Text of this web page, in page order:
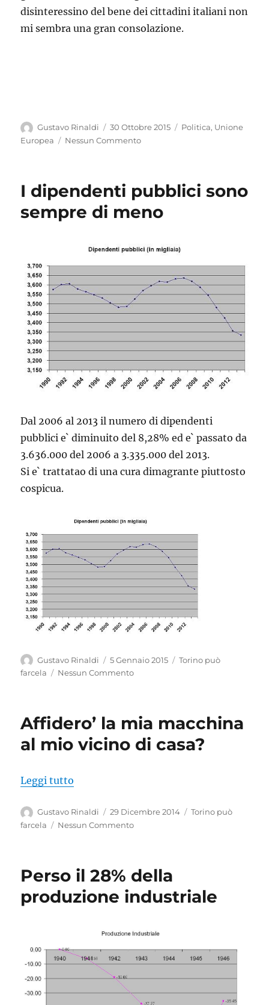
disinteressino del bene dei cittadini italiani non
mi sembra una gran consolazione.
Autore
Gustavo Rinaldi
Pubblicato
il
30 Ottobre 2015 Categorie
Politica, Unione
Europea
Nessun Commento
I dipendenti pubblici sono
sempre di meno
Dal 2006 al 2013 il numero di dipendenti
pubblici e` diminuito del 8,28% ed e` passato da
3.636.000 del 2006 a 3.335.000 del 2013.
Si e` trattatao di una cura dimagrante piuttosto
cospicua.
Autore
Gustavo Rinaldi
Pubblicato
il
5 Gennaio 2015 Categorie
Torino può
farcela
Nessun Commento
Affidero’ la mia macchina
al mio vicino di casa?
Leggi tutto
Autore
Gustavo Rinaldi
Pubblicato
il
29 Dicembre 2014 Categorie
Torino può
farcela
Nessun Commento
Perso il 28% della
produzione industriale